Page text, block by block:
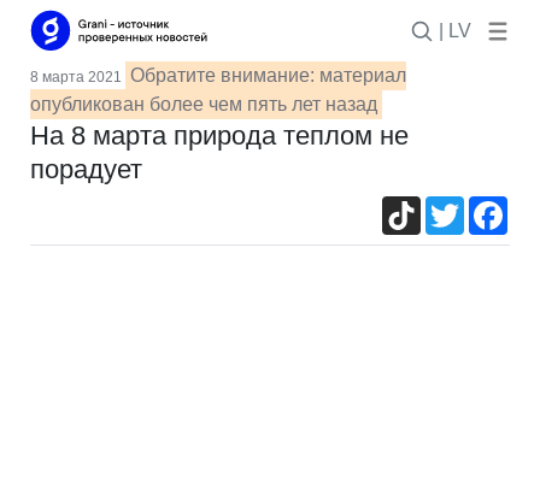
| LV
8 марта 2021 Обратите внимание: материал
опубликован более чем пять лет назад
На 8 марта природа теплом не
порадует
TikTokTwitter